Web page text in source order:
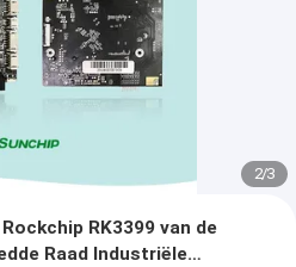
2/3
RK3399 van de
Raad Industriële